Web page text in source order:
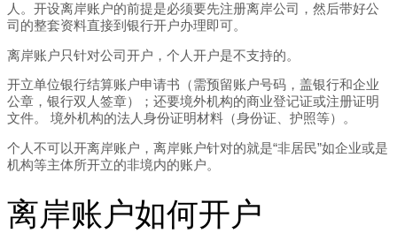
人。开设离岸账户的前提是必须要先注册离岸公司，然后带好公
司的整套资料直接到银行开户办理即可。
离岸账户只针对公司开户，个人开户是不支持的。
开立单位银行结算账户申请书（需预留账户号码，盖银行和企业
公章，银行双人签章）；还要境外机构的商业登记证或注册证明
文件。 境外机构的法人身份证明材料（身份证、护照等）。
个人不可以开离岸账户，离岸账户针对的就是“非居民”如企业或是
机构等主体所开立的非境内的账户。
离岸账户如何开户